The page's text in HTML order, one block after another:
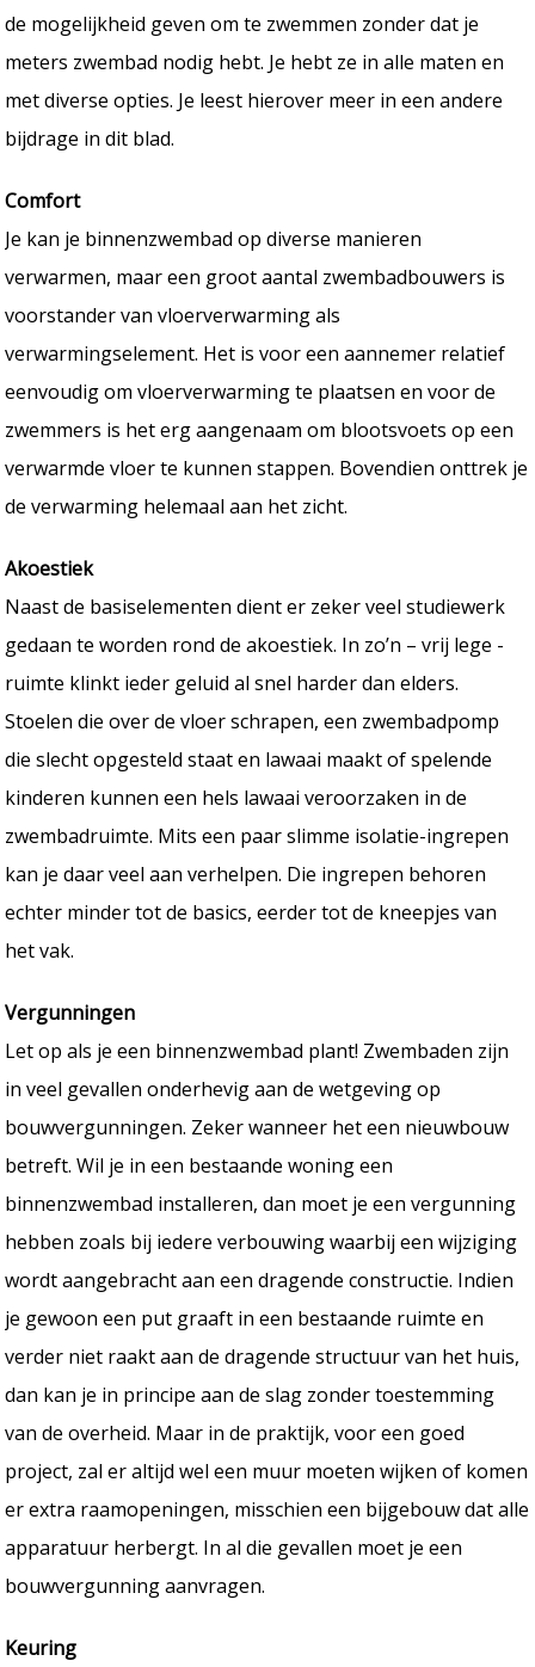
de mogelijkheid geven om te zwemmen zonder dat je
meters zwembad nodig hebt. Je hebt ze in alle maten en
met diverse opties. Je leest hierover meer in een andere
bijdrage in dit blad.
Comfort
Je kan je binnenzwembad op diverse manieren
verwarmen, maar een groot aantal zwembadbouwers is
voorstander van vloerverwarming als
verwarmingselement. Het is voor een aannemer relatief
eenvoudig om vloerverwarming te plaatsen en voor de
zwemmers is het erg aangenaam om blootsvoets op een
verwarmde vloer te kunnen stappen. Bovendien onttrek je
de verwarming helemaal aan het zicht.
Akoestiek
Naast de basiselementen dient er zeker veel studiewerk
gedaan te worden rond de akoestiek. In zo’n – vrij lege -
ruimte klinkt ieder geluid al snel harder dan elders.
Stoelen die over de vloer schrapen, een zwembadpomp
die slecht opgesteld staat en lawaai maakt of spelende
kinderen kunnen een hels lawaai veroorzaken in de
zwembadruimte. Mits een paar slimme isolatie-ingrepen
kan je daar veel aan verhelpen. Die ingrepen behoren
echter minder tot de basics, eerder tot de kneepjes van
het vak.
Vergunningen
Let op als je een binnenzwembad plant! Zwembaden zijn
in veel gevallen onderhevig aan de wetgeving op
bouwvergunningen. Zeker wanneer het een nieuwbouw
betreft. Wil je in een bestaande woning een
binnenzwembad installeren, dan moet je een vergunning
hebben zoals bij iedere verbouwing waarbij een wijziging
wordt aangebracht aan een dragende constructie. Indien
je gewoon een put graaft in een bestaande ruimte en
verder niet raakt aan de dragende structuur van het huis,
dan kan je in principe aan de slag zonder toestemming
van de overheid. Maar in de praktijk, voor een goed
project, zal er altijd wel een muur moeten wijken of komen
er extra raamopeningen, misschien een bijgebouw dat alle
apparatuur herbergt. In al die gevallen moet je een
bouwvergunning aanvragen.
Keuring